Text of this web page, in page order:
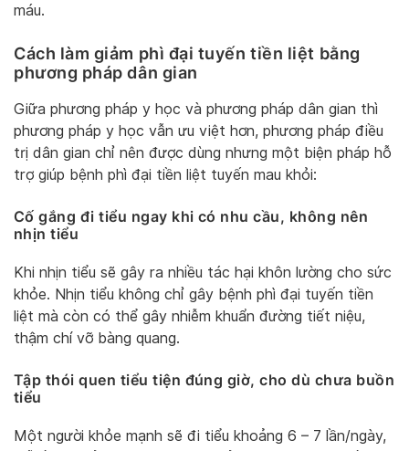
máu.
Cách làm giảm phì đại tuyến tiền liệt bằng
phương pháp dân gian
Giữa phương pháp y học và phương pháp dân gian thì
phương pháp y học vẫn ưu việt hơn, phương pháp điều
trị dân gian chỉ nên được dùng nhưng một biện pháp hỗ
trợ giúp bệnh phì đại tiền liệt tuyến mau khỏi:
Cố gắng đi tiểu ngay khi có nhu cầu, không nên
nhịn tiểu
Khi nhịn tiểu sẽ gây ra nhiều tác hại khôn lường cho sức
khỏe. Nhịn tiểu không chỉ gây bệnh phì đại tuyến tiền
liệt mà còn có thể gây nhiễm khuẩn đường tiết niệu,
thậm chí vỡ bàng quang.
Tập thói quen tiểu tiện đúng giờ, cho dù chưa buồn
tiểu
Một người khỏe mạnh sẽ đi tiểu khoảng 6 – 7 lần/ngày,